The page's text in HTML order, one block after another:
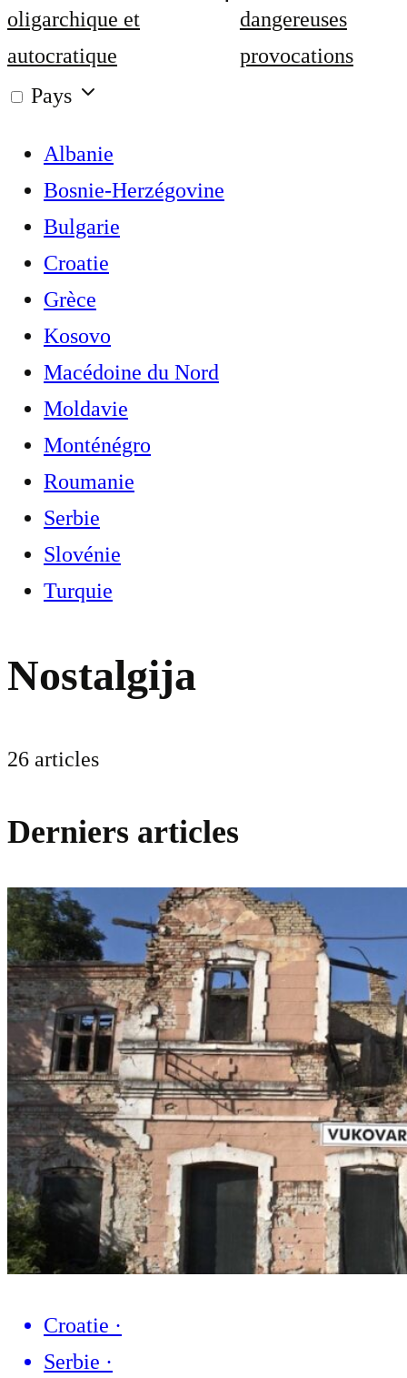
oligarchique et
autocratique
dangereuses
provocations
Pays
Albanie
Bosnie-Herzégovine
Bulgarie
Croatie
Grèce
Kosovo
Macédoine du Nord
Moldavie
Monténégro
Roumanie
Serbie
Slovénie
Turquie
Nostalgija
26 articles
Derniers articles
Croatie ·
Serbie ·